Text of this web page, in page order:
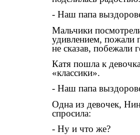
- Наш папа
Мальчики
удивлением, пожали
не сказав, побежали
Катя пошла к
«классики».
- Наш папа
Одна из девочек,
спросила:
- Ну и что же?